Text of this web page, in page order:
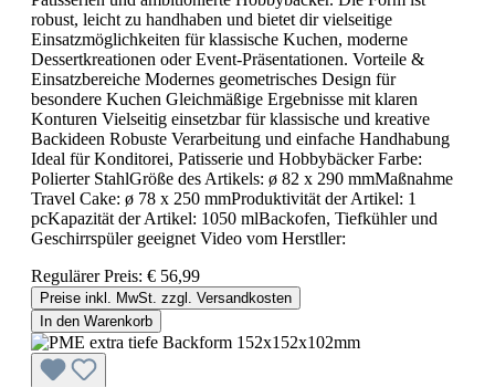
robust, leicht zu handhaben und bietet dir vielseitige
Einsatzmöglichkeiten für klassische Kuchen, moderne
Dessertkreationen oder Event-Präsentationen. Vorteile &
Einsatzbereiche Modernes geometrisches Design für
besondere Kuchen Gleichmäßige Ergebnisse mit klaren
Konturen Vielseitig einsetzbar für klassische und kreative
Backideen Robuste Verarbeitung und einfache Handhabung
Ideal für Konditorei, Patisserie und Hobbybäcker Farbe:
Polierter StahlGröße des Artikels: ø 82 x 290 mmMaßnahme
Travel Cake: ø 78 x 250 mmProduktivität der Artikel: 1
pcKapazität der Artikel: 1050 mlBackofen, Tiefkühler und
Geschirrspüler geeignet Video vom Herstller:
Regulärer Preis: € 56,99
Preise inkl. MwSt. zzgl. Versandkosten
In den Warenkorb